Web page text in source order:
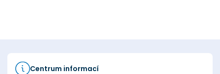
Centrum informací